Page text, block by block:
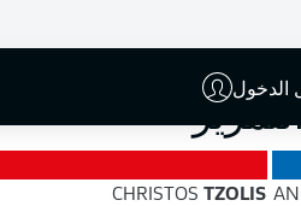
الدخول
CHRISTOS TZOLIS